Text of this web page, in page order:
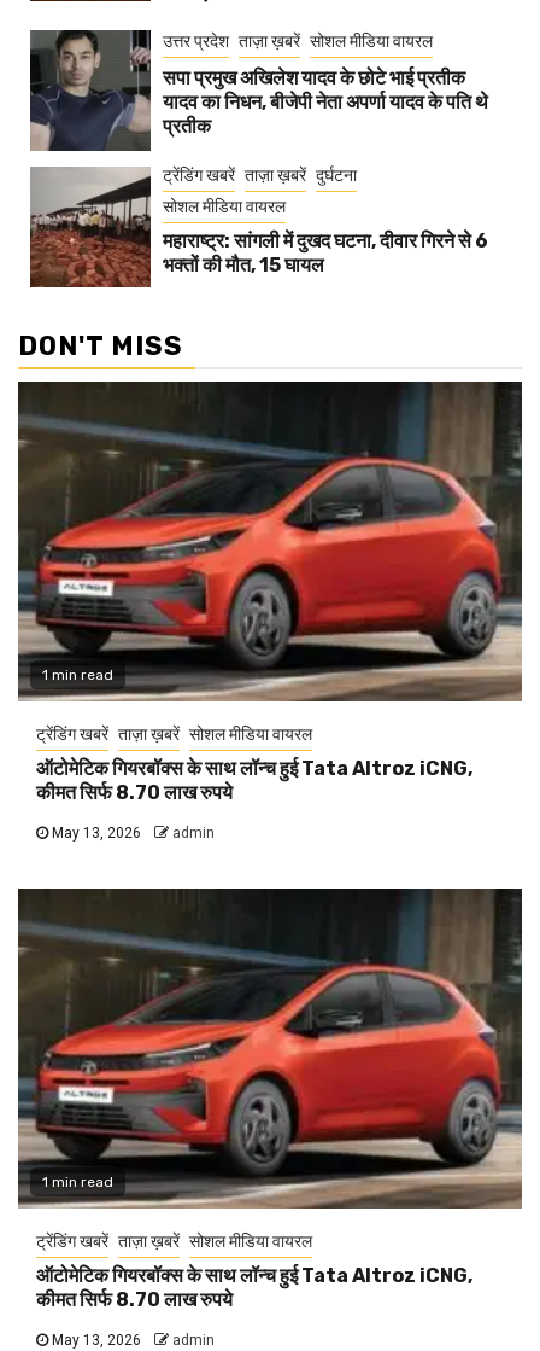
उत्तर प्रदेश ताज़ा ख़बरें सोशल मीडिया वायरल
सपा प्रमुख अखिलेश यादव के छोटे भाई प्रतीक
यादव का निधन, बीजेपी नेता अपर्णा यादव के पति थे
प्रतीक
ट्रेंडिंग खबरें ताज़ा ख़बरें दुर्घटना
सोशल मीडिया वायरल
महाराष्ट्र: सांगली में दुखद घटना, दीवार गिरने से 6
भक्तों की मौत, 15 घायल
DON'T MISS
1 min read
ट्रेंडिंग खबरें ताज़ा ख़बरें सोशल मीडिया वायरल
ऑटोमेटिक गियरबॉक्स के साथ लॉन्च हुई Tata Altroz iCNG,
कीमत सिर्फ 8.70 लाख रुपये
May 13, 2026 admin
1 min read
ट्रेंडिंग खबरें ताज़ा ख़बरें सोशल मीडिया वायरल
ऑटोमेटिक गियरबॉक्स के साथ लॉन्च हुई Tata Altroz iCNG,
कीमत सिर्फ 8.70 लाख रुपये
May 13, 2026 admin